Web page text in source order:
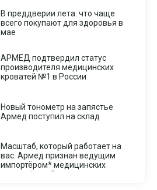
В преддверии лета: что чаще
всего покупают для здоровья в
мае
АРМЕД подтвердил статус
производителя медицинских
кроватей №1 в России
Новый тонометр на запястье
Армед поступил на склад
Масштаб, который работает на
вас: Армед признан ведущим
импортёром* медицинских
центрифуг в России